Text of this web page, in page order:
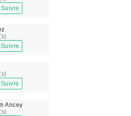
Suivre
Suivre
Suivre
Ancey